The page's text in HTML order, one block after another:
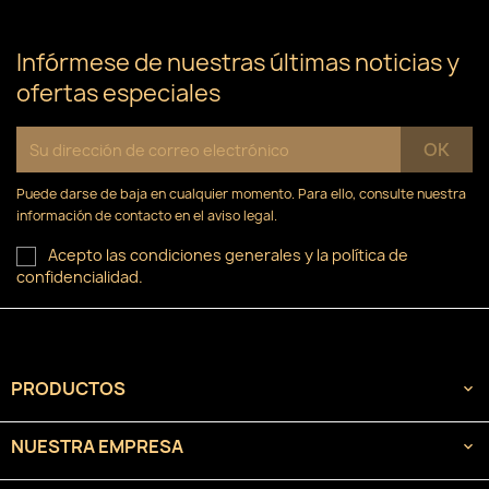
Infórmese de nuestras últimas noticias y
ofertas especiales
Puede darse de baja en cualquier momento. Para ello, consulte nuestra
información de contacto en el aviso legal.
Acepto las condiciones generales y la política de
confidencialidad.
PRODUCTOS 
NUESTRA EMPRESA 